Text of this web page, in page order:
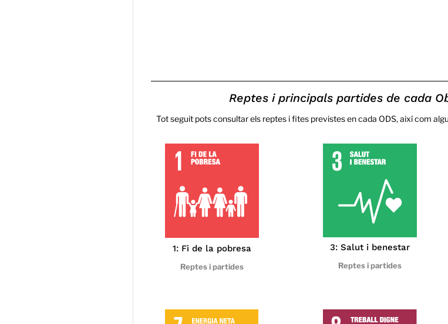
Reptes i principals partides de cada
Tot seguit pots consultar els reptes i fites previstes en cada ODS, així com
1: Fi de la pobresa
Reptes i partides
3: Salut i benestar
Reptes i partides